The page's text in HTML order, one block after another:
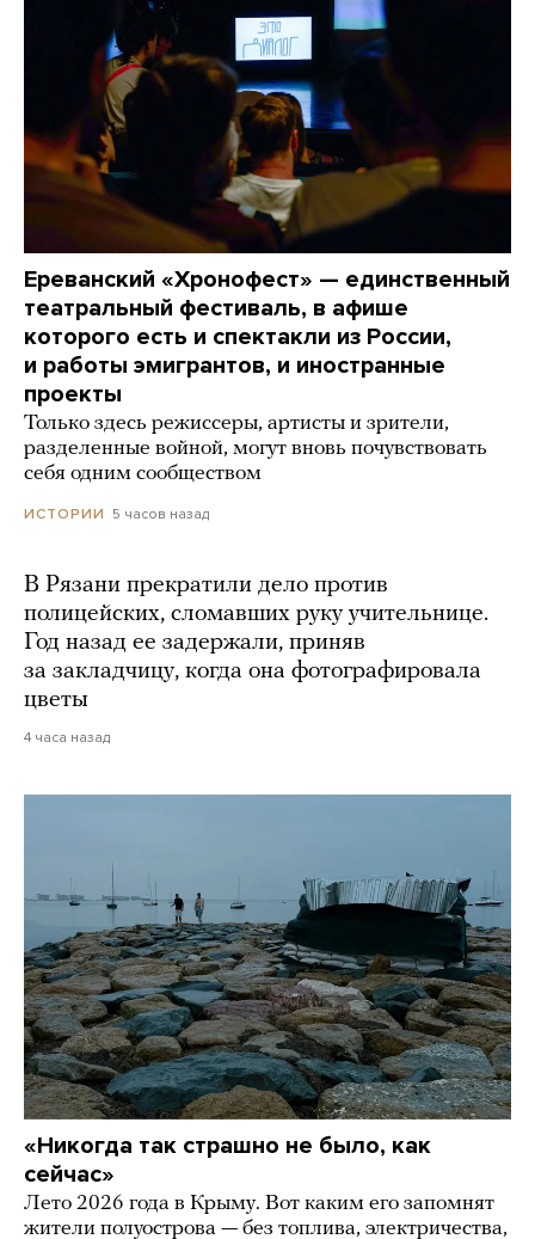
Ереванский «Хронофест» — единственный
театральный фестиваль, в афише
которого есть и спектакли из России,
и работы эмигрантов, и иностранные
проекты
Только здесь режиссеры, артисты и зрители,
разделенные войной, могут вновь почувствовать
себя одним сообществом
ИСТОРИИ 5 часов назад
В Рязани прекратили дело против
полицейских, сломавших руку учительнице.
Год назад ее задержали, приняв
за закладчицу, когда она фотографировала
цветы
4 часа назад
«Никогда так страшно не было, как
сейчас»
Лето 2026 года в Крыму. Вот каким его запомнят
жители полуострова — без топлива, электричества,